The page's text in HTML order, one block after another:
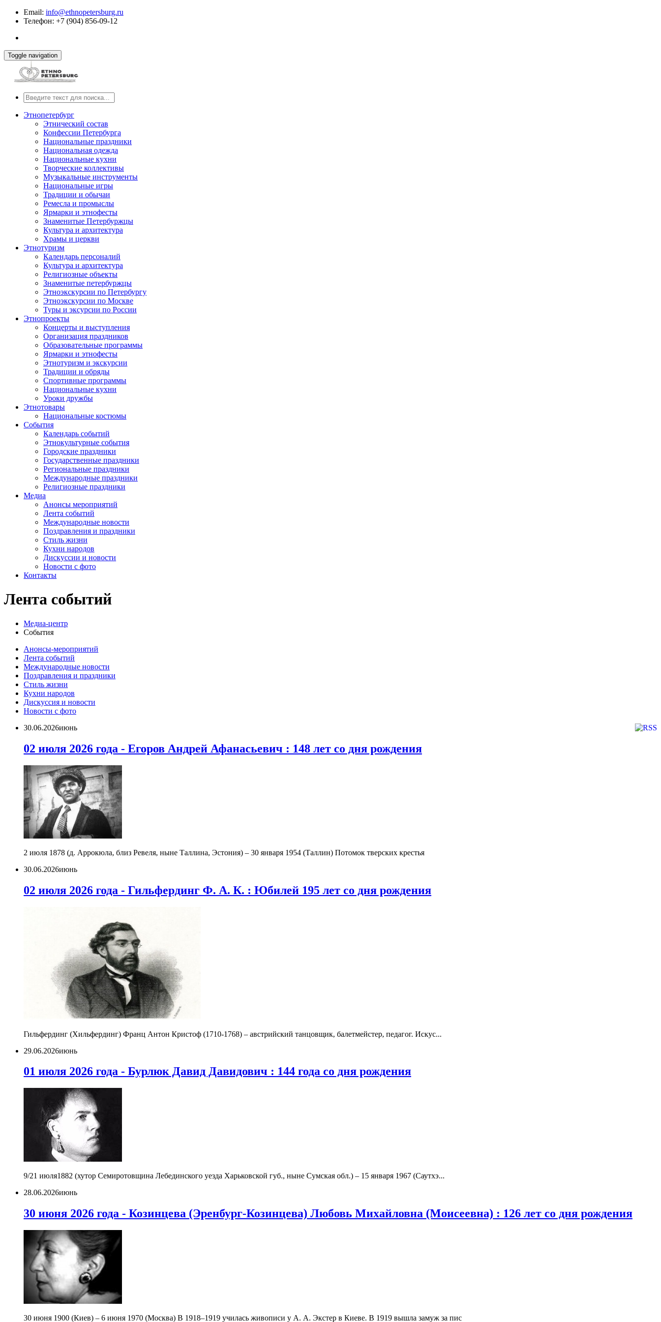
Email: info@ethnopetersburg.ru
Телефон: +7 (904) 856-09-12
Toggle navigation
Этнопетербург
Этнический состав
Конфессии Петербурга
Национальные праздники
Национальная одежда
Национальные кухни
Творческие коллективы
Музыкальные инструменты
Национальные игры
Традиции и обычаи
Ремесла и промыслы
Ярмарки и этнофесты
Знаменитые Петербуржцы
Культура и архитектура
Храмы и церкви
Этнотуризм
Календарь персоналий
Культура и архитектура
Религиозные объекты
Знаменитые петербуржцы
Этноэкскурсии по Петербургу
Этноэкскурсии по Москве
Туры и эксурсии по России
Этнопроекты
Концерты и выступления
Организация праздников
Образовательные программы
Ярмарки и этнофесты
Этнотуризм и экскурсии
Традиции и обряды
Спортивные программы
Национальные кухни
Уроки дружбы
Этнотовары
Национальные костюмы
События
Календарь событий
Этнокультурные события
Городские праздники
Государственные праздники
Региональные праздники
Международные праздники
Религиозные праздники
Медиа
Анонсы мероприятий
Лента событий
Международные новости
Поздравления и праздники
Cтиль жизни
Кухни народов
Дискуссии и новости
Новости с фото
Контакты
Лента событий
Медиа-центр
События
Анонсы-мероприятий
Лента событий
Международные новости
Поздравления и праздники
Cтиль жизни
Кухни народов
Дискуссия и новости
Новости с фото
30.06.2026июнь
02 июля 2026 года - Егоров Андрей Афанасьевич : 148 лет со дня рождения
2 июля 1878 (д. Аррокюла, близ Ревеля, ныне Таллина, Эстония) – 30 января 1954 (Таллин) Потомок тверских крестья
30.06.2026июнь
02 июля 2026 года - Гильфердинг Ф. А. К. : Юбилей 195 лет со дня рождения
Гильфердинг (Хильфердинг) Франц Антон Кристоф (1710-1768) – австрийский танцовщик, балетмейстер, педагог. Искус...
29.06.2026июнь
01 июля 2026 года - Бурлюк Давид Давидович : 144 года со дня рождения
9/21 июля1882 (хутор Семиротовщина Лебединского уезда Харьковской губ., ныне Сумская обл.) – 15 января 1967 (Саутхэ...
28.06.2026июнь
30 июня 2026 года - Козинцева (Эренбург-Козинцева) Любовь Михайловна (Моисеевна) : 126 лет со дня рождения
30 июня 1900 (Киев) – 6 июня 1970 (Москва) В 1918–1919 училась живописи у А. А. Экстер в Киеве. В 1919 вышла замуж за пис